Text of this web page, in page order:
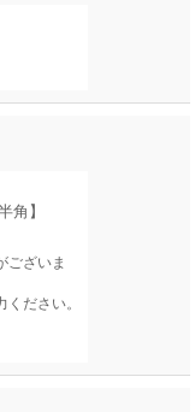
角】
ございま
ださい。